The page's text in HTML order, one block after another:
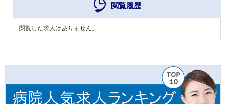
閲覧履歴
閲覧した求人はありません。